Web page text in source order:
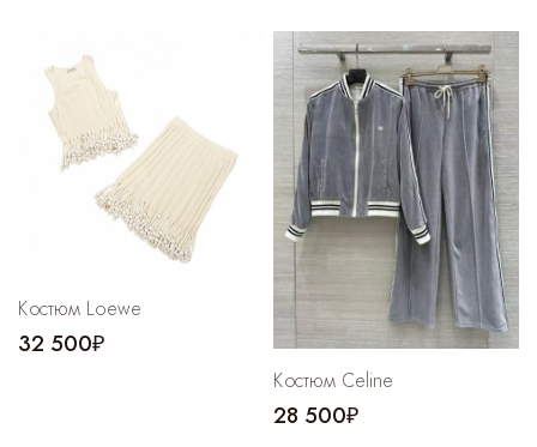
Костюм Loewe
32 500₽
Костюм Celine
28 500₽